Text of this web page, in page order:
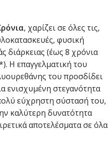
, χαρίζει σε όλες τις,
φυσική
διάρκειας (έως 8 χρόνια
Η επαγγελματική του
του προσδίδει
ενισχυμένη στεγανότητα
εύχρηστη σύστασή του,
καλύτερη δυνατότητα
αποτελέσματα σε όλα